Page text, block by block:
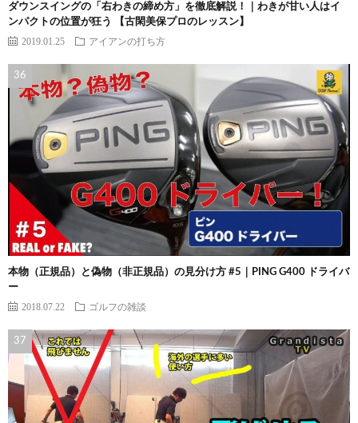
ダウンスイングの「右わきの締め方」を徹底解説！｜わきが甘い人はイ
ンパクトの位置が狂う 【古閑美保プロのレッスン】
2019.01.25 アイアンの打ち方
本物（正規品）と偽物（非正規品）の見分け方 #5｜PING G400 ドライバ
ー
2018.07.22 ゴルフの雑談